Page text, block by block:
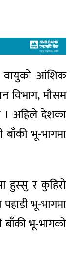
वायुको आंशिक
विभाग, मौसम
। अहिले देशका
भू-भागमा
हुस्सु र कुहिरो
भू-भागमा
भू-भागको